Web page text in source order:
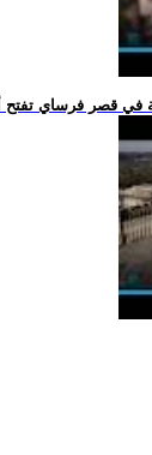
في قصر فرساي تفتح